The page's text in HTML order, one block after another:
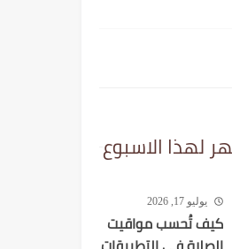
لهذا الاسبوع
يوليو 17, 2026
كيف تُحسب مواقيت